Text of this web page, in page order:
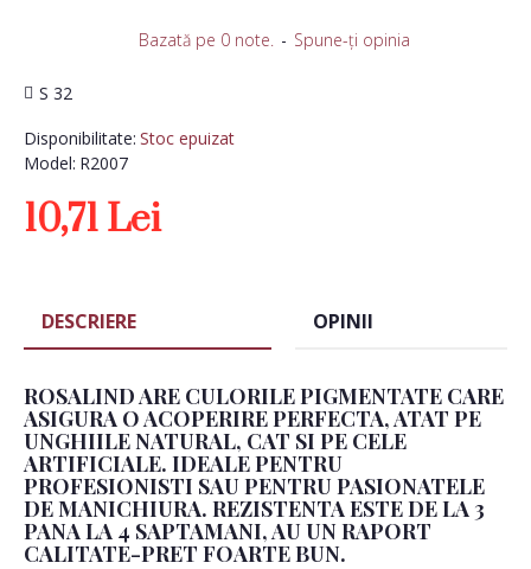
Disponibilitate: Stoc epuizat
Model: R2007
S 32
Bazată pe 0 note. - Spune-ţi opinia
10,71 Lei
DESCRIERE OPINII
ROSALIND ARE CULORILE PIGMENTATE CARE
ASIGURA O ACOPERIRE PERFECTA, ATAT PE
UNGHIILE NATURAL, CAT SI PE CELE
ARTIFICIALE. IDEALE PENTRU
PROFESIONISTI SAU PENTRU PASIONATELE
DE MANICHIURA. REZISTENTA ESTE DE LA 3
PANA LA 4 SAPTAMANI, AU UN RAPORT
CALITATE-PRET FOARTE BUN.